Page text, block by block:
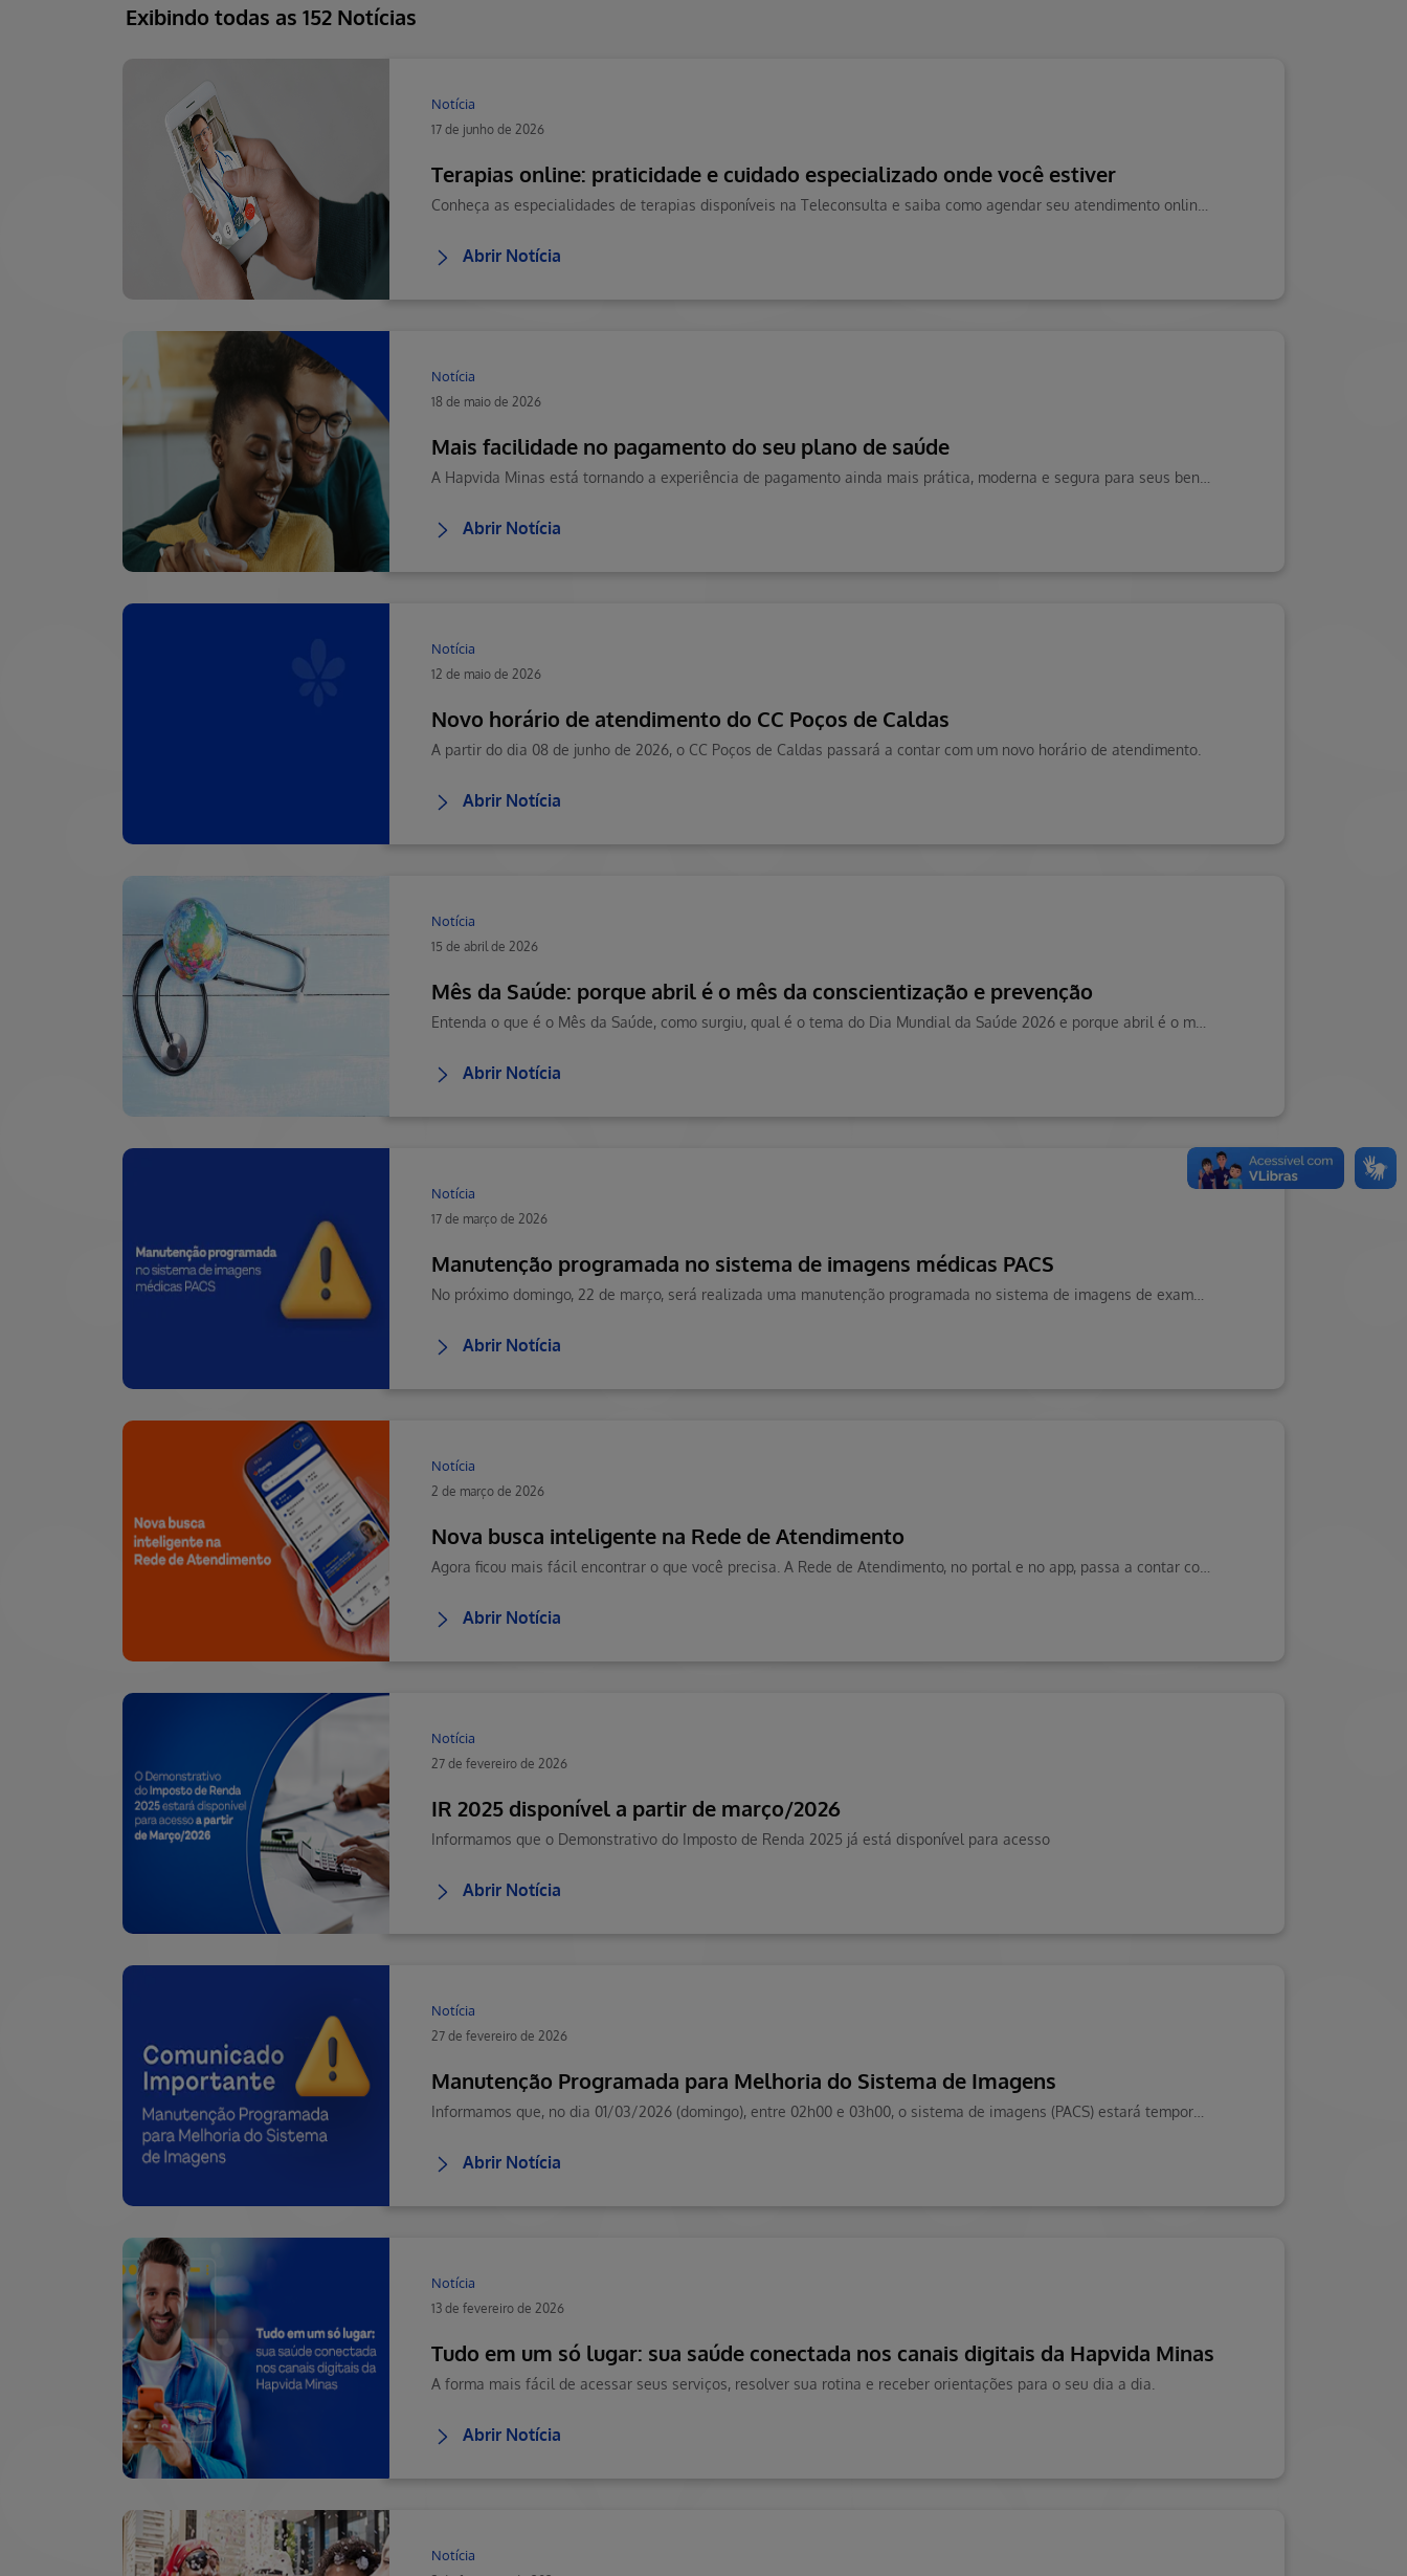
Exibindo todas as 152 Notícias
Notícia
17 de junho de 2026
Terapias online: praticidade e cuidado especializado onde você estiver
Abrir Notícia
Notícia
18 de maio de 2026
Mais facilidade no pagamento do seu plano de saúde
Abrir Notícia
Notícia
12 de maio de 2026
Novo horário de atendimento do CC Poços de Caldas
A partir do dia 08 de junho de 2026, o CC Poços de Caldas passará a contar com um novo horário de atendimento.
Abrir Notícia
Notícia
15 de abril de 2026
Mês da Saúde: porque abril é o mês da conscientização e prevenção
Abrir Notícia
Notícia
17 de março de 2026
Manutenção programada no sistema de imagens médicas PACS
Abrir Notícia
Notícia
2 de março de 2026
Nova busca inteligente na Rede de Atendimento
Abrir Notícia
Notícia
27 de fevereiro de 2026
IR 2025 disponível a partir de março/2026
Informamos que o Demonstrativo do Imposto de Renda 2025 já está disponível para acesso
Abrir Notícia
Notícia
27 de fevereiro de 2026
Manutenção Programada para Melhoria do Sistema de Imagens
Abrir Notícia
Notícia
13 de fevereiro de 2026
Tudo em um só lugar: sua saúde conectada nos canais digitais da Hapvida Minas
A forma mais fácil de acessar seus serviços, resolver sua rotina e receber orientações para o seu dia a dia.
Abrir Notícia
Notícia